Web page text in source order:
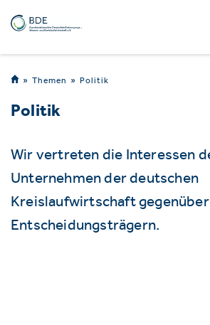
Themen Politik
Politik
Wir vertreten die Interessen
Unternehmen der deutschen
Kreislaufwirtschaft
Entscheidungsträgern.